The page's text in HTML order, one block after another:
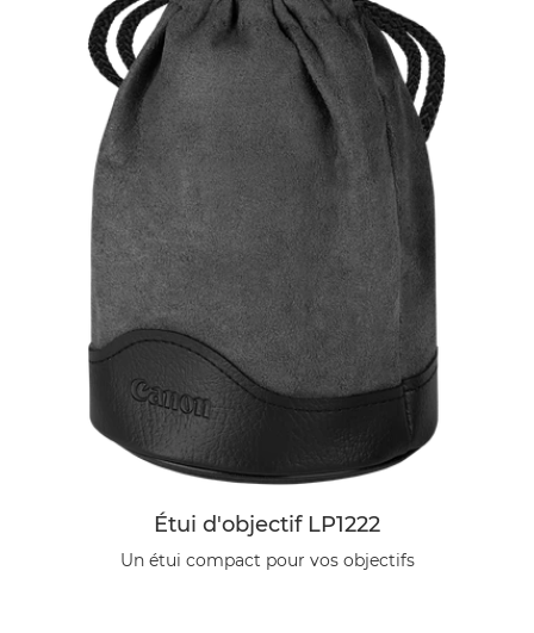
Étui d'objectif LP1222
Un étui compact pour vos objectifs